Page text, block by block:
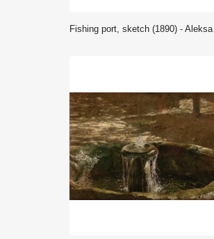
Fishing port, sketch (1890) - Aleksander Gierymski